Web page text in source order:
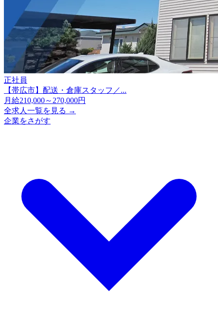
正社員
【帯広市】配送・倉庫スタッフ／...
月給210,000～270,000円
全求人一覧を見る →
企業をさがす